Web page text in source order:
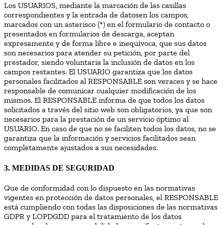
Los USUARIOS, mediante la marcación de las casillas
correspondientes y la entrada de datosen los campos,
marcados con un asterisco (*) en el formulario de contacto o
presentados en formularios de descarga, aceptan
expresamente y de forma libre e inequívoca, que sus datos
son necesarios para atender su petición, por parte del
prestador, siendo voluntaria la inclusión de datos en los
campos restantes. El USUARIO garantiza que los datos
personales facilitados al RESPONSABLE son veraces y se hace
responsable de comunicar cualquier modificación de los
mismos. El RESPONSABLE informa de que todos los datos
solicitados a través del sitio web son obligatorios, ya que son
necesarios para la prestación de un servicio óptimo al
USUARIO. En caso de que no se faciliten todos los datos, no se
garantiza que la información y servicios facilitados sean
completamente ajustados a sus necesidades.
3. MEDIDAS DE SEGURIDAD
Que de conformidad con lo dispuesto en las normativas
vigentes en protección de datos personales, el RESPONSABLE
está cumpliendo con todas las disposiciones de las normativas
GDPR y LOPDGDD para el tratamiento de los datos